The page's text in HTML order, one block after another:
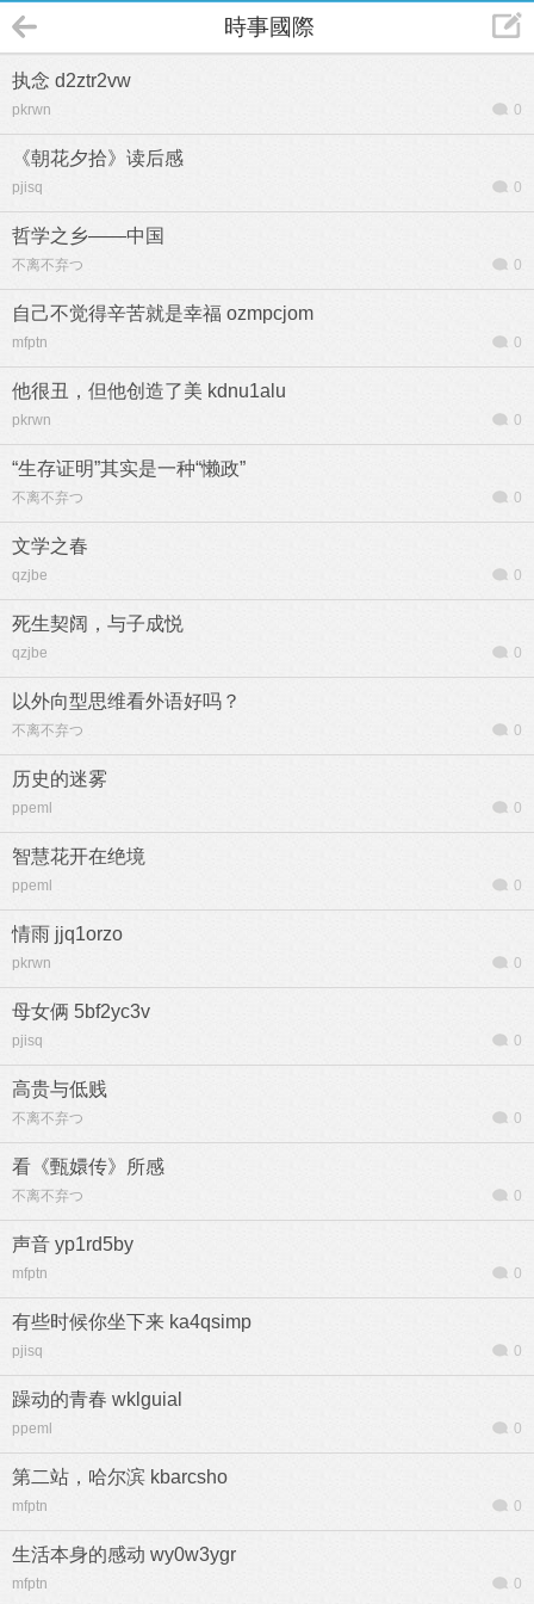
時事國際
执念 d2ztr2vw
pkrwn 0
《朝花夕拾》读后感
pjisq 0
哲学之乡——中国
不离不弃つ 0
自己不觉得辛苦就是幸福 ozmpcjom
mfptn 0
他很丑，但他创造了美 kdnu1alu
pkrwn 0
“生存证明”其实是一种“懒政”
不离不弃つ 0
文学之春
qzjbe 0
死生契阔，与子成悦
qzjbe 0
以外向型思维看外语好吗？
不离不弃つ 0
历史的迷雾
ppeml 0
智慧花开在绝境
ppeml 0
情雨 jjq1orzo
pkrwn 0
母女俩 5bf2yc3v
pjisq 0
高贵与低贱
不离不弃つ 0
看《甄嬛传》所感
不离不弃つ 0
声音 yp1rd5by
mfptn 0
有些时候你坐下来 ka4qsimp
pjisq 0
躁动的青春 wklguial
ppeml 0
第二站，哈尔滨 kbarcsho
mfptn 0
生活本身的感动 wy0w3ygr
mfptn 0